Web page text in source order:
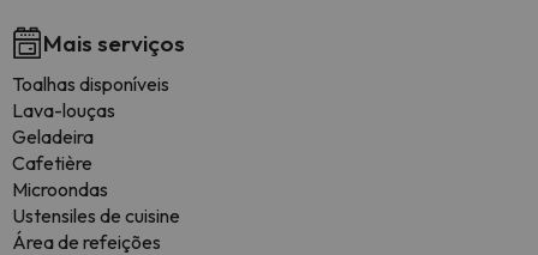
Mais serviços
Toalhas disponíveis
Lava-louças
Geladeira
Cafetière
Microondas
Ustensiles de cuisine
Área de refeições